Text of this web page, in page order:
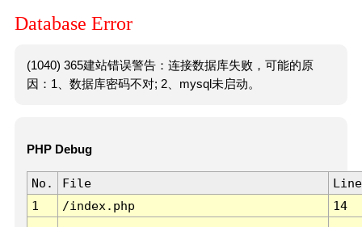
Database Error
(1040) 365建站错误警告：连接数据库失败，可能的原
因：1、数据库密码不对; 2、mysql未启动。
PHP Debug
No. File
Line
1
/index.php 14